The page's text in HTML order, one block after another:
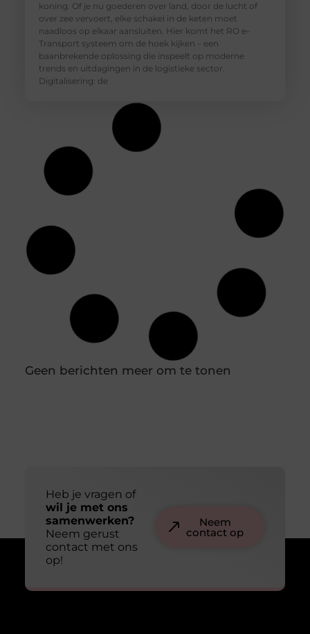
koning. Of je nu goederen over land, door de lucht of
over zee vervoert, elke schakel in de keten moet
naadloos op elkaar aansluiten. Hier komt het RO e-
Transport systeem om de hoek kijken – een
baanbrekende oplossing die inspeelt op moderne
trends en uitdagingen in de logistieke sector.
Digitalisering: de
De essentie van vakmanschap: Delville's
gereedschappen en accessoires
Als je een echte doe-het-zelver bent, weet je dat goed
gereedschap het halve werk is. Maar wat maakt
gereedschap nou echt goed? En hoe kies je de juiste
accessoires voor jouw project? Laten we eens duiken in
de wereld van vakmanschap en ontdekken waarom
deze gereedschappen en accessoires zo bijzonder zijn.
Het belang van kwaliteit in gereedschap
The Square Mile: Dé specialist in zakelijke taaltrainingen
voor elke branche of sector
communicatie steeds belangrijker worden, is het